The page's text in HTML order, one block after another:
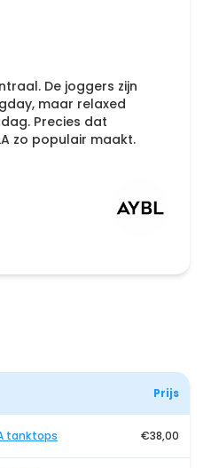
De joggers zijn
maar relaxed
Precies dat
zo populair maakt.
Prijs
tanktops €38,00